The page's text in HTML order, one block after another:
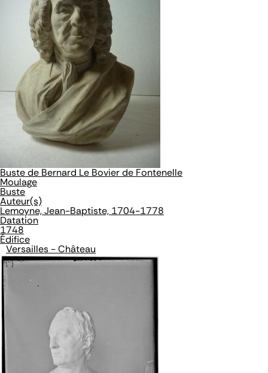
Buste de Bernard Le Bovier de Fontenelle
Moulage
Buste
Auteur(s)
Lemoyne, Jean-Baptiste, 1704-1778
Datation
1748
Édifice
Versailles - Château